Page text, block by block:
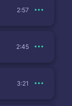
2:57
2:45
3:21